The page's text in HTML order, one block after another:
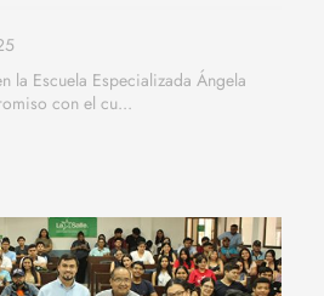
la Escuela Especializada Ángela
con el cu...